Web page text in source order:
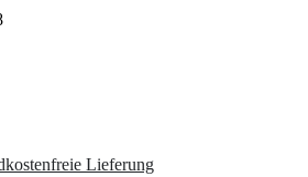
Lieferung